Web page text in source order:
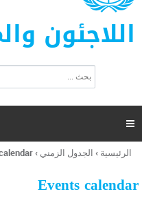
اللاجئون
ت
ر
ل
ب

أنت
هنا
الرئيسية › الجدول الزمني ›
Events calendar